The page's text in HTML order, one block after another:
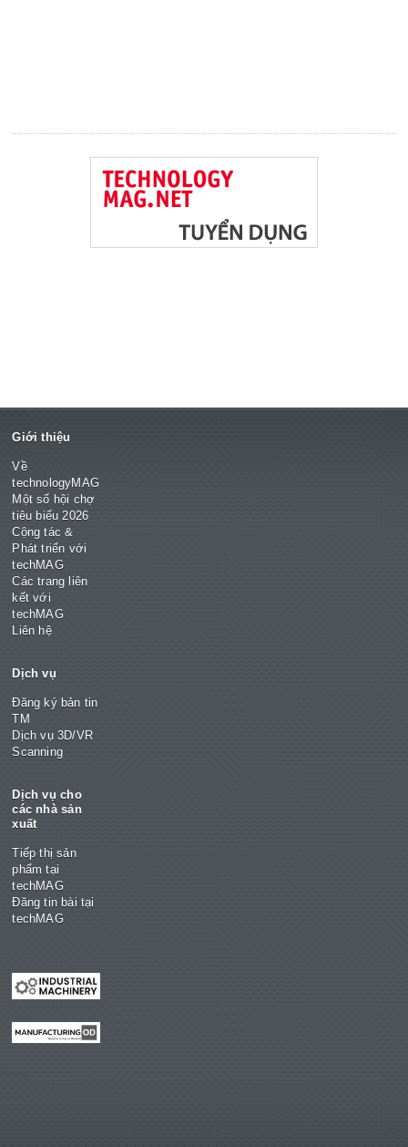
Giới thiệu
Về
technologyMAG
Một số hội chợ
tiêu biểu 2026
Cộng tác &
Phát triển với
techMAG
Các trang liên
kết với
techMAG
Liên hệ
Dịch vụ
Đăng ký bản tin
TM
Dịch vụ 3D/VR
Scanning
Dịch vụ cho
các nhà sản
xuất
Tiếp thị sản
phẩm tại
techMAG
Đăng tin bài tại
techMAG